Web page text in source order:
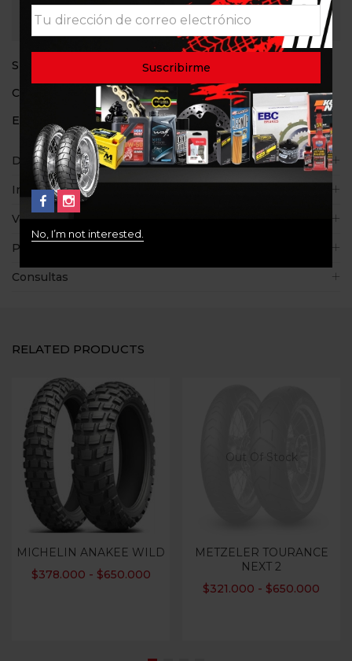
SKU:
Categoría:
Llantas
Etiqueta:
METZELER SAHARA
Descripción
Información adicional
Valoraciones (0)
Políticas de la tienda
Consultas
RELATED PRODUCTS
MICHELIN ANAKEE WILD
$378.000 - $650.000
Out Of Stock
METZELER TOURANCE
NEXT 2
$321.000 - $650.000
No, I’m not interested.